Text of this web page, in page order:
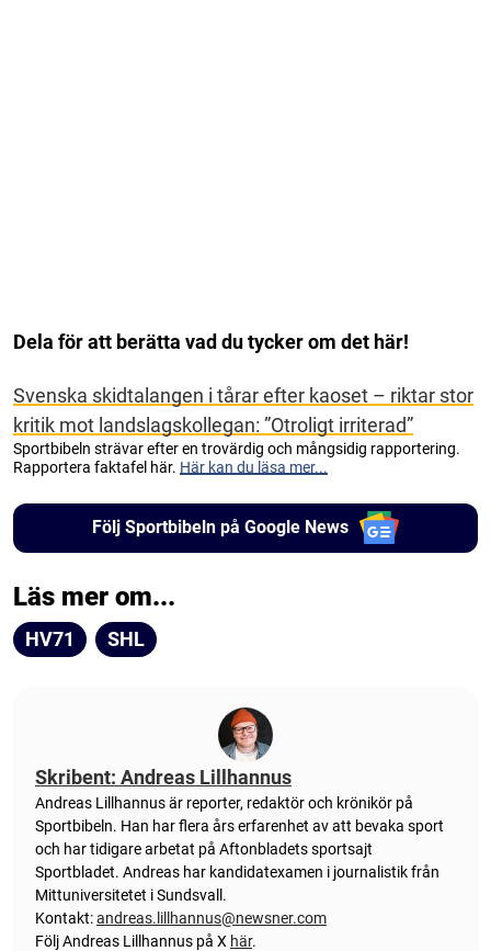
Dela för att berätta vad du tycker om det här!
Svenska skidtalangen i tårar efter kaoset – riktar stor
kritik mot landslagskollegan: ”Otroligt irriterad”
Sportbibeln strävar efter en trovärdig och mångsidig rapportering.
Rapportera faktafel här. Här kan du läsa mer...
Följ Sportbibeln på Google News
Läs mer om...
HV71 SHL
Skribent: Andreas Lillhannus
Andreas Lillhannus är reporter, redaktör och krönikör på
Sportbibeln. Han har flera års erfarenhet av att bevaka sport
och har tidigare arbetat på Aftonbladets sportsajt
Sportbladet. Andreas har kandidatexamen i journalistik från
Mittuniversitetet i Sundsvall.
Kontakt:andreas.lillhannus@newsner.com
Följ Andreas Lillhannus på X här.